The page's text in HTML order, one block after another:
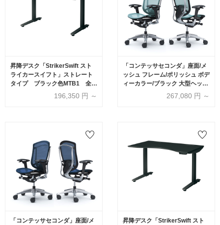
昇降デスク「StrikerSwift スト
ライカースイフト」ストレート
タイプ ブラック色MTB1 全2
サイズ【受注生産品】
196,350 円 ～
「コンテッサセコンダ」座面/メ
ッシュ フレーム/ポリッシュ ボデ
ィーカラー/ブラック 大型ヘッド
レスト 張地全13色 ランバーサポ
ート有・無【受注生産品】
267,080 円 ～
「コンテッサセコンダ」座面/メ
昇降デスク「StrikerSwift スト